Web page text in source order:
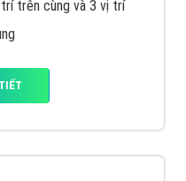
trên cùng và 3 vị trí